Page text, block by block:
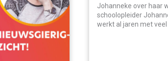
Johanneke over haar
schoolopleider
werkt al jaren met